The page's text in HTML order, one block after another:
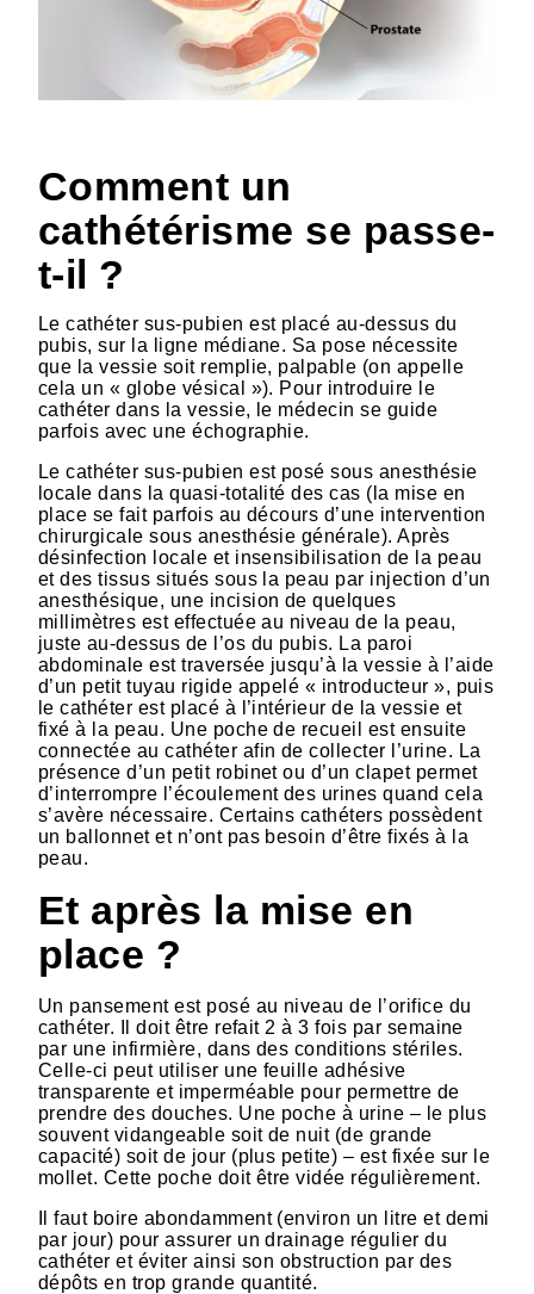
HTML
Comment un
cathétérisme se passe-
t-il ?
Le cathéter sus-pubien est placé au-dessus du
pubis, sur la ligne médiane. Sa pose nécessite
que la vessie soit remplie, palpable (on appelle
cela un « globe vésical »). Pour introduire le
cathéter dans la vessie, le médecin se guide
parfois avec une échographie.
Le cathéter sus-pubien est posé sous anesthésie
locale dans la quasi-totalité des cas (la mise en
place se fait parfois au décours d’une intervention
chirurgicale sous anesthésie générale). Après
désinfection locale et insensibilisation de la peau
et des tissus situés sous la peau par injection d’un
anesthésique, une incision de quelques
millimètres est effectuée au niveau de la peau,
juste au-dessus de l’os du pubis. La paroi
abdominale est traversée jusqu’à la vessie à l’aide
d’un petit tuyau rigide appelé « introducteur », puis
le cathéter est placé à l’intérieur de la vessie et
fixé à la peau. Une poche de recueil est ensuite
connectée au cathéter afin de collecter l’urine. La
présence d’un petit robinet ou d’un clapet permet
d’interrompre l’écoulement des urines quand cela
s’avère nécessaire. Certains cathéters possèdent
un ballonnet et n’ont pas besoin d’être fixés à la
peau.
Et après la mise en
place ?
Un pansement est posé au niveau de l’orifice du
cathéter. Il doit être refait 2 à 3 fois par semaine
par une infirmière, dans des conditions stériles.
Celle-ci peut utiliser une feuille adhésive
transparente et imperméable pour permettre de
prendre des douches. Une poche à urine – le plus
souvent vidangeable soit de nuit (de grande
capacité) soit de jour (plus petite) – est fixée sur le
mollet. Cette poche doit être vidée régulièrement.
Il faut boire abondamment (environ un litre et demi
par jour) pour assurer un drainage régulier du
cathéter et éviter ainsi son obstruction par des
dépôts en trop grande quantité.